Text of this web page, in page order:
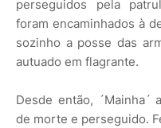
perseguidos pela
foram encaminhados à
sozinho a posse das
autuado em flagrante.
Desde então, ´Mainha´
de morte e perseguido.